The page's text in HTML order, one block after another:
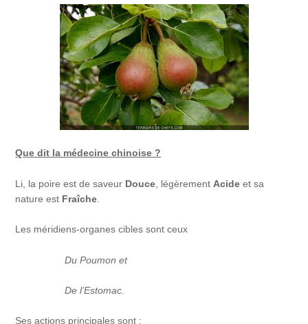
Que dit la médecine chinoise ?
Li, la poire est de saveur Douce , légèrement Acide et sa
nature est Fraîche
Les méridiens-organes cibles sont ceux
Du Poumon et
De l’Estomac.
Ses actions principales sont :